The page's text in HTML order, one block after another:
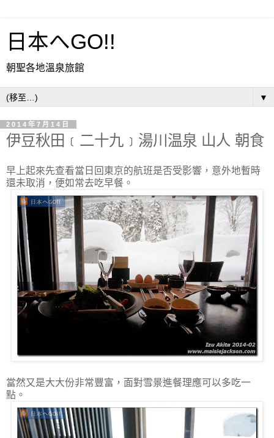
日本へGO!!
朝聖各地溫泉旅館
▼
2014年7月14日
伊豆秋田﹝二十九﹞湯川温泉 山人 朝食
早上起來先查看當日回東京的航班是否受影響，意外地暫時
還未取消，便如常去吃早餐。
當然又是大大份非常豐富，面對雪景進餐理應可以多吃一
點。